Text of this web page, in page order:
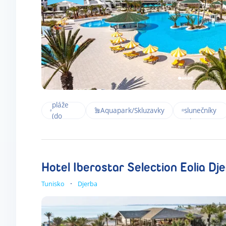
pláže
(do
Aquapark/Skluzavky
slunečníky
zdarma
Hotel Iberostar Selection Eolia
Tunisko Djerba